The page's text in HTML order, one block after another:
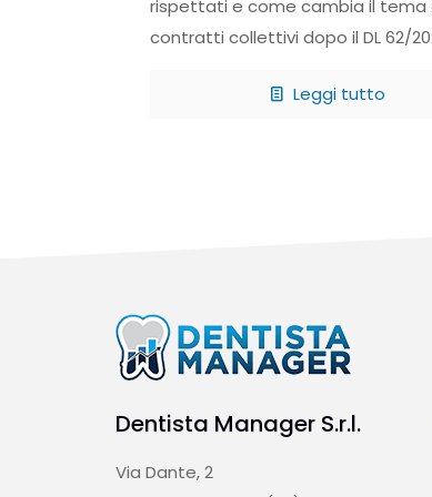
rispettati e come cambia il tema
contratti collettivi dopo il DL 62/
Leggi tutto
Dentista Manager S.r.l.
Via Dante, 2